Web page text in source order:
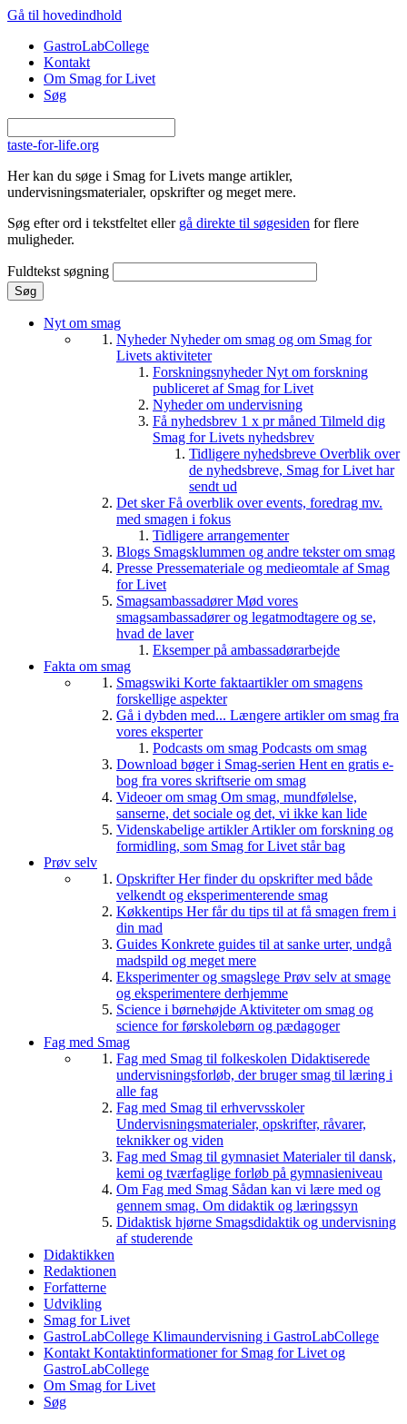
Gå til hovedindhold
GastroLabCollege
Kontakt
Om Smag for Livet
Søg
taste-for-life.org
Her kan du søge i Smag for Livets mange artikler,
undervisningsmaterialer, opskrifter og meget mere.
Søg efter ord i tekstfeltet eller gå direkte til søgesiden for flere
muligheder.
Fuldtekst søgning
Nyt om smag
NyhederNyheder om smag og om Smag for
Livets aktiviteter
ForskningsnyhederNyt om forskning
publiceret af Smag for Livet
Nyheder om undervisning
Få nyhedsbrev 1 x pr måned Tilmeld dig
Smag for Livets nyhedsbrev
Tidligere nyhedsbreve Overblik over
de nyhedsbreve, Smag for Livet har
sendt ud
Det skerFå overblik over events, foredrag mv.
med smagen i fokus
Tidligere arrangementer
Blogs Smagsklummen og andre tekster om smag
Presse Pressemateriale og medieomtale af Smag
for Livet
SmagsambassadørerMød vores
smagsambassadører og legatmodtagere og se,
hvad de laver
Eksemper på ambassadørarbejde
Fakta om smag
Smagswiki Korte faktaartikler om smagens
forskellige aspekter
Gå i dybden med... Længere artikler om smag fra
vores eksperter
Podcasts om smag Podcasts om smag
Download bøger i Smag-serien Hent en gratis e-
bog fra vores skriftserie om smag
Videoer om smag Om smag, mundfølelse,
sanserne, det sociale og det, vi ikke kan lide
Videnskabelige artiklerArtikler om forskning og
formidling, som Smag for Livet står bag
Prøv selv
OpskrifterHer finder du opskrifter med både
velkendt og eksperimenterende smag
Køkkentips Her får du tips til at få smagen frem i
din mad
Guides Konkrete guides til at sanke urter, undgå
madspild og meget mere
Eksperimenter og smagslege Prøv selv at smage
og eksperimentere derhjemme
Science i børnehøjde Aktiviteter om smag og
science for førskolebørn og pædagoger
Fag med Smag
Fag med Smag til folkeskolen Didaktiserede
undervisningsforløb, der bruger smag til læring i
alle fag
Fag med Smag til erhvervsskoler
Undervisningsmaterialer, opskrifter, råvarer,
teknikker og viden
Fag med Smag til gymnasiet Materialer til dansk,
kemi og tværfaglige forløb på gymnasieniveau
Om Fag med Smag Sådan kan vi lære med og
gennem smag. Om didaktik og læringssyn
Didaktisk hjørne Smagsdidaktik og undervisning
af studerende
Didaktikken
Redaktionen
Forfatterne
Udvikling
Smag for Livet
GastroLabCollege Klimaundervisning i GastroLabCollege
Kontakt Kontaktinformationer for Smag for Livet og
GastroLabCollege
Om Smag for Livet
Søg